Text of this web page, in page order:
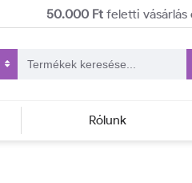
50.000 Ft feletti vásárlás
Rólunk